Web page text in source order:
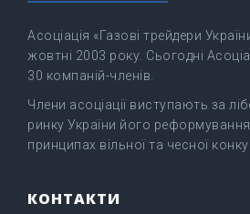
Асоціація «Газові трейдери
жовтні 2003 року. Сьогодні
30 компаній-членів.
Члени асоціації виступають за
ринку України його
принципах вільної та чесної
КОНТАКТИ